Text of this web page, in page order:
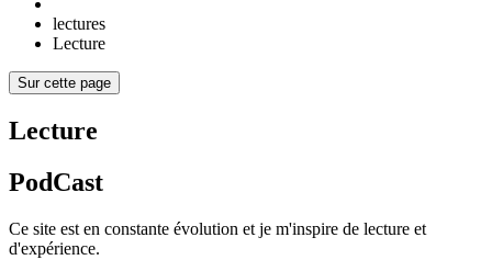
lectures
Lecture
Sur cette page
Lecture
PodCast
Ce site est en constante évolution et je m'inspire de lecture et
d'expérience.